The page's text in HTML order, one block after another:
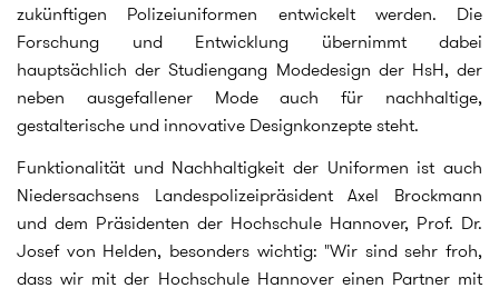
zukünftigen Polizeiuniformen entwickelt werden. Die
Forschung und Entwicklung übernimmt dabei
hauptsächlich der Studiengang Modedesign der HsH, der
neben ausgefallener Mode auch für nachhaltige,
gestalterische und innovative Designkonzepte steht.
Funktionalität und Nachhaltigkeit der Uniformen ist auch
Niedersachsens Landespolizeipräsident Axel Brockmann
und dem Präsidenten der Hochschule Hannover, Prof. Dr.
Josef von Helden, besonders wichtig: "Wir sind sehr froh,
dass wir mit der Hochschule Hannover einen Partner mit